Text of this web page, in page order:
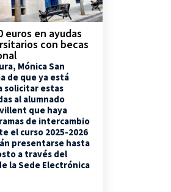
en ayudas
con becas
Mónica San
de que ya está
solicitar estas
al alumnado
que haya
de intercambio
el curso 2025-2026
presentarse hasta
a través del
la Sede Electrónica